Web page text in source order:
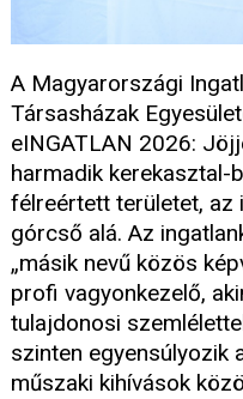
A Magyarországi
Társasházak
eINGATLAN 2026:
harmadik kerekasztal-
félreértett területet, az
górcső alá. Az
„másik nevű közös
profi vagyonkezelő,
tulajdonosi
szinten egyensúlyozik
műszaki kihívások